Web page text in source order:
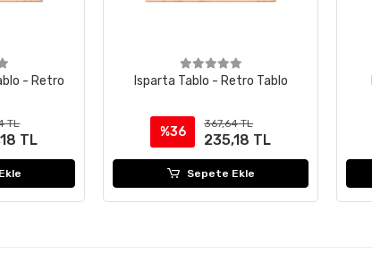
- Retro
TL
TL
Isparta Tablo - Retro Tablo
%36
367,64 TL
235,18 TL
Sepete Ekle